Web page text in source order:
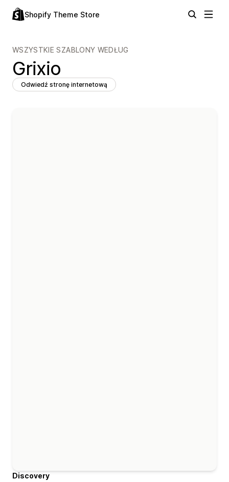
Shopify Theme Store
WSZYSTKIE SZABLONY WEDŁUG
Grixio
Odwiedź stronę internetową
Discovery